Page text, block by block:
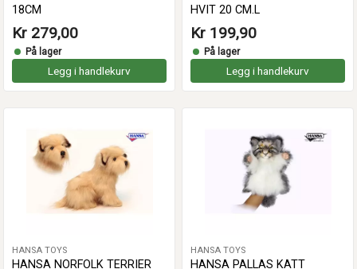
18CM
Kr 279,00
På lager
Legg i handlekurv
HVIT 20 CM.L
Kr 199,90
På lager
Legg i handlekurv
HANSA TOYS
HANSA NORFOLK TERRIER
HANSA TOYS
HANSA PALLAS KATT